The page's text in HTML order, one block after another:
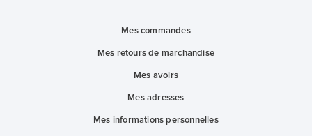
Mes commandes
Mes retours de marchandise
Mes avoirs
Mes adresses
Mes informations personnelles